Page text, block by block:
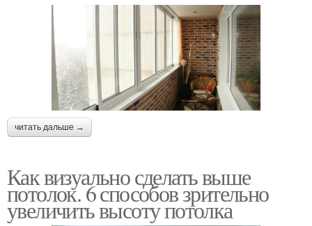
читать дальше →
Как визуально сделать выше
потолок. 6 способов зрительно
увеличить высоту потолка